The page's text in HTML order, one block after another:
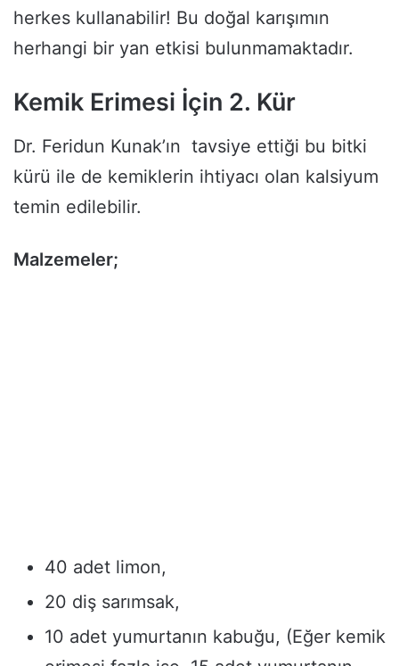
herkes kullanabilir! Bu doğal karışımın
herhangi bir yan etkisi bulunmamaktadır.
Kemik Erimesi İçin 2. Kür
Dr. Feridun Kunak’ın tavsiye ettiği bu bitki
kürü ile de kemiklerin ihtiyacı olan kalsiyum
temin edilebilir.
Malzemeler;
40 adet limon,
20 diş sarımsak,
10 adet yumurtanın kabuğu, (Eğer kemik